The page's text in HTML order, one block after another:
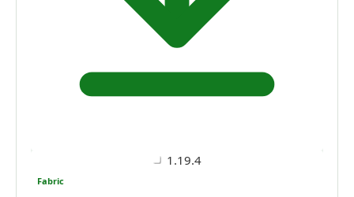
1.19.4
Fabric